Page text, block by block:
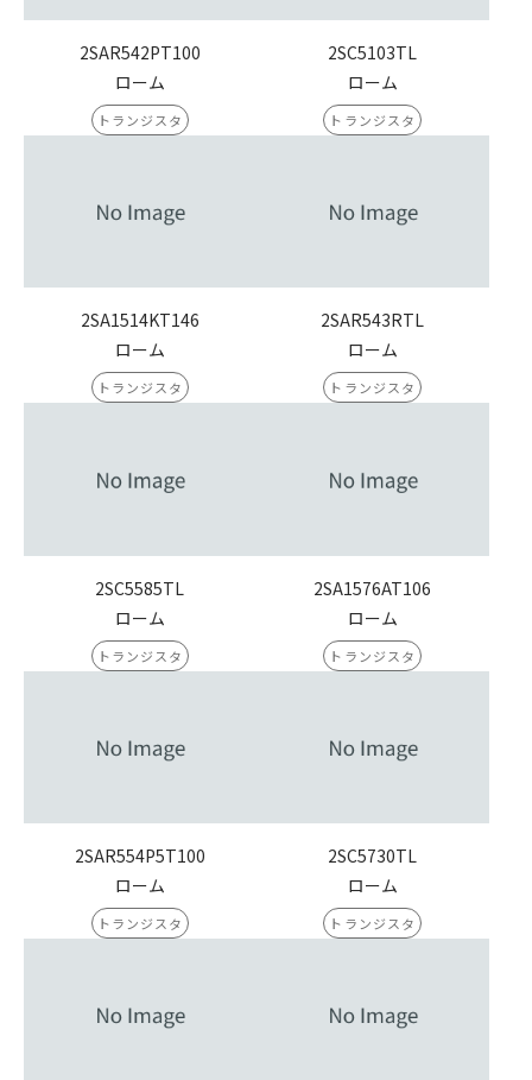
2SAR542PT100
ローム
トランジスタ
2SC5103TL
ローム
トランジスタ
2SA1514KT146
ローム
トランジスタ
2SAR543RTL
ローム
トランジスタ
2SC5585TL
ローム
トランジスタ
2SA1576AT106
ローム
トランジスタ
2SAR554P5T100
ローム
トランジスタ
2SC5730TL
ローム
トランジスタ